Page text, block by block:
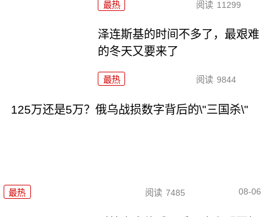
最热 阅读 11299
泽连斯基的时间不多了，最艰难
的冬天又要来了
最热 阅读 9844
125万还是5万？俄乌战损数字背后的\"三国杀\"
最热 阅读 7485 08-06